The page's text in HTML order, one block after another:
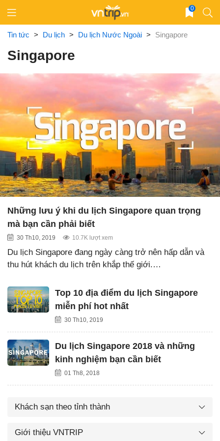
content
0
Tin tức > Du lịch > Du lịch Nước Ngoài > Singapore
Singapore
Những lưu ý khi du lịch Singapore quan trọng
mà bạn cần phải biết
30 Th10, 2019 10.7K lượt xem
Du lịch Singapore đang ngày càng trở nên hấp dẫn và
thu hút khách du lịch trên khắp thế giới.…
Top 10 địa điểm du lịch Singapore
miễn phí hot nhất
30 Th10, 2019
Du lịch Singapore 2018 và những
kinh nghiệm bạn cần biết
01 Th8, 2018
Khách sạn theo tỉnh thành
Giới thiệu VNTRIP